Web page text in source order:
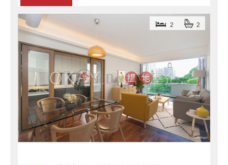
2 2